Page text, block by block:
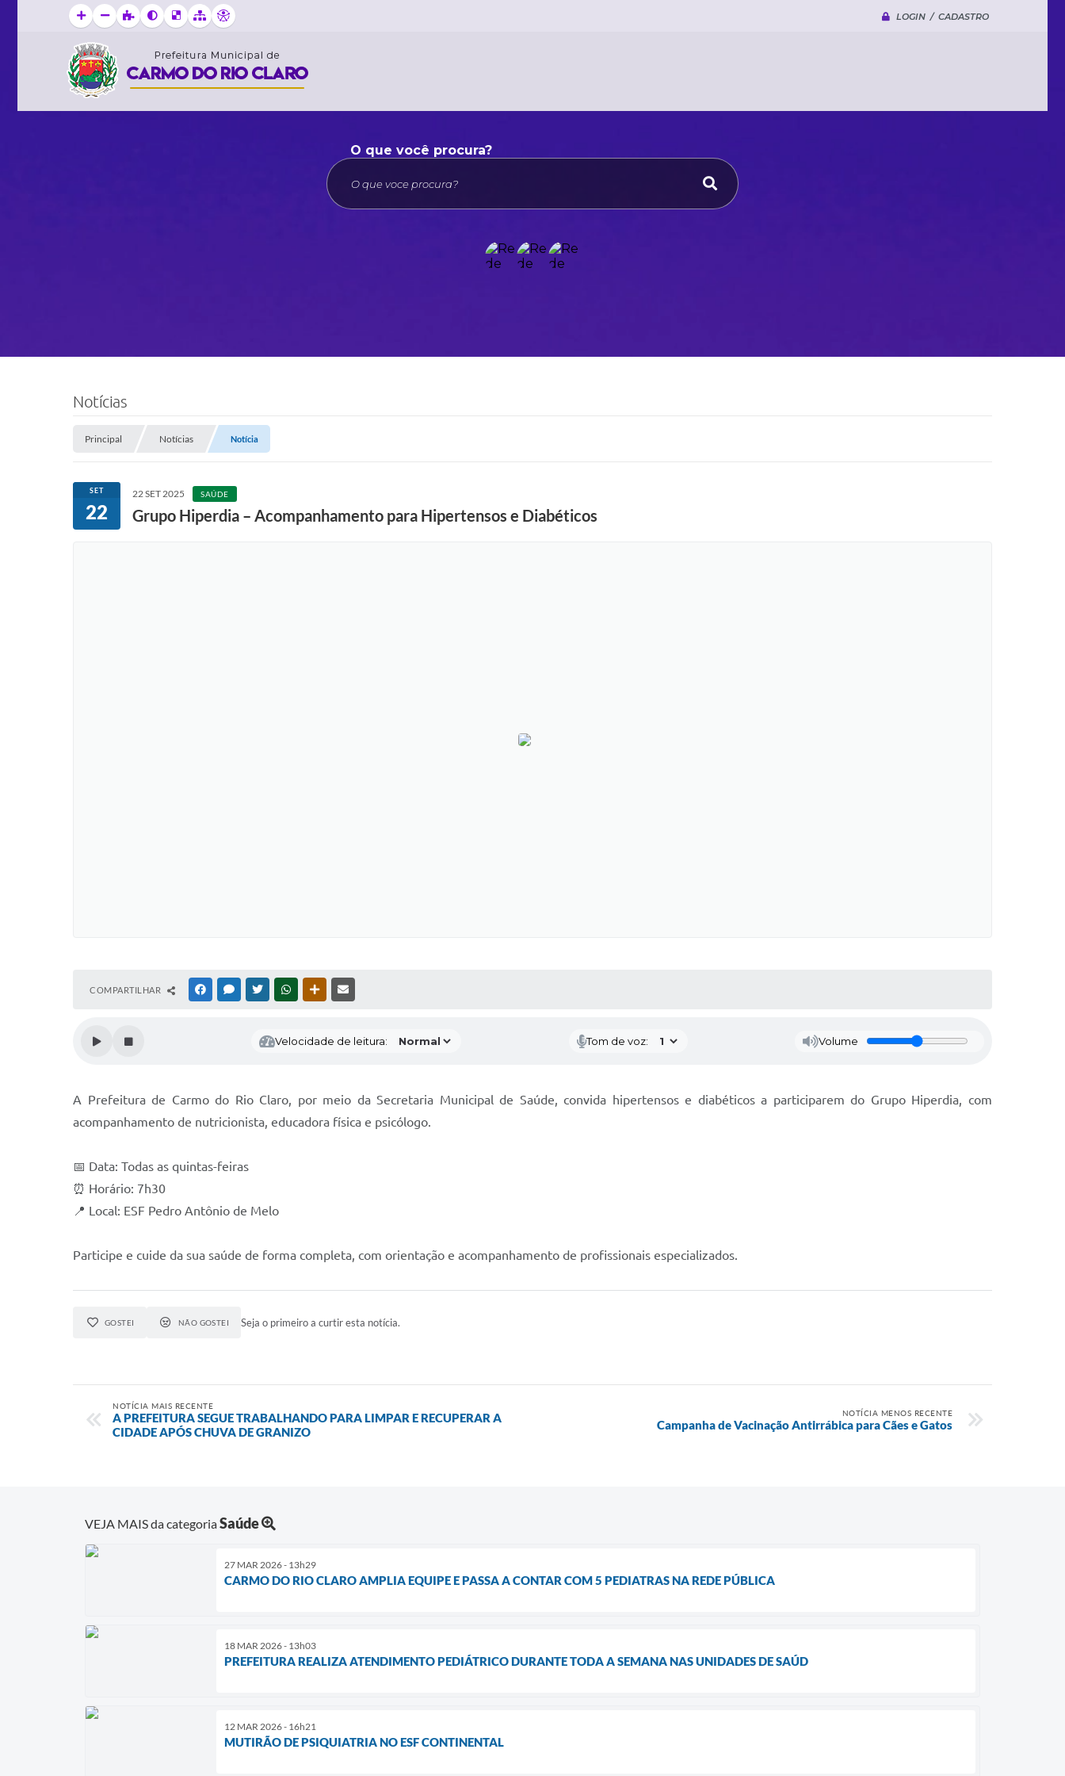
LOGIN / CADASTRO
O que voce procura?
Notícias
Principal Notícias Notícia
SET
22
22 SET 2025 SAÚDE
Grupo Hiperdia – Acompanhamento para Hipertensos e Diabéticos
COMPARTILHAR FACEBOOKMESSENGER
TWITTERWHATSAPPOUTRAS MÍDIAS
Velocidade de leitura: Tom de voz: Volume
A Prefeitura de Carmo do Rio Claro, por meio da Secretaria Municipal de Saúde, convida hipertensos e diabéticos a participarem do Grupo Hiperdia, com
acompanhamento de nutricionista, educadora física e psicólogo.
📅 Data: Todas as quintas-feiras
⏰ Horário: 7h30
📍 Local: ESF Pedro Antônio de Melo
Participe e cuide da sua saúde de forma completa, com orientação e acompanhamento de profissionais especializados.
GOSTEI NÃO GOSTEI Seja o primeiro a curtir esta notícia.
NOTÍCIA MAIS RECENTE
A PREFEITURA SEGUE TRABALHANDO PARA LIMPAR E RECUPERAR A
CIDADE APÓS CHUVA DE GRANIZO
NOTÍCIA MENOS RECENTE
Campanha de Vacinação Antirrábica para Cães e Gatos
VEJA MAIS da categoriaSaúde
27 MAR 2026 - 13h29
CARMO DO RIO CLARO AMPLIA EQUIPE E PASSA A CONTAR COM 5 PEDIATRAS NA REDE PÚBLICA
18 MAR 2026 - 13h03
PREFEITURA REALIZA ATENDIMENTO PEDIÁTRICO DURANTE TODA A SEMANA NAS UNIDADES DE SAÚD
12 MAR 2026 - 16h21
MUTIRÃO DE PSIQUIATRIA NO ESF CONTINENTAL